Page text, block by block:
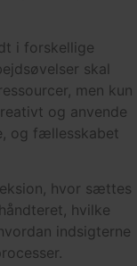
i forskellige
skal
men kun
og anvende
og fællesskabet
hvor sættes
hvilke
indsigterne